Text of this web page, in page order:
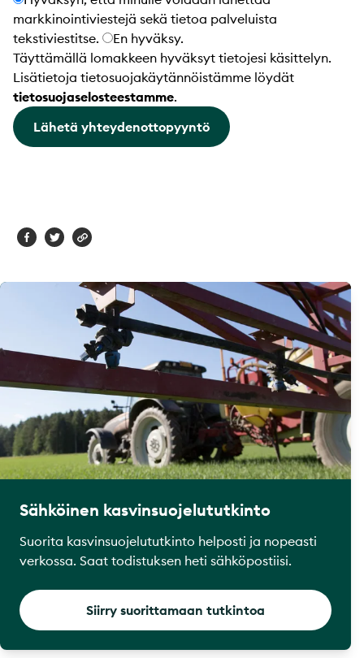
markkinointiviestejä sekä tietoa palveluista
tekstiviestitse.
En hyväksy.
Täyttämällä lomakkeen hyväksyt tietojesi käsittelyn.
Lisätietoja tietosuojakäytännöistämme löydät
tietosuojaselosteestamme.
Lähetä yhteydenottopyyntö
Sähköinen kasvinsuojelututkinto
Suorita kasvinsuojelututkinto helposti ja nopeasti
verkossa. Saat todistuksen heti sähköpostiisi.
Siirry suorittamaan tutkintoa